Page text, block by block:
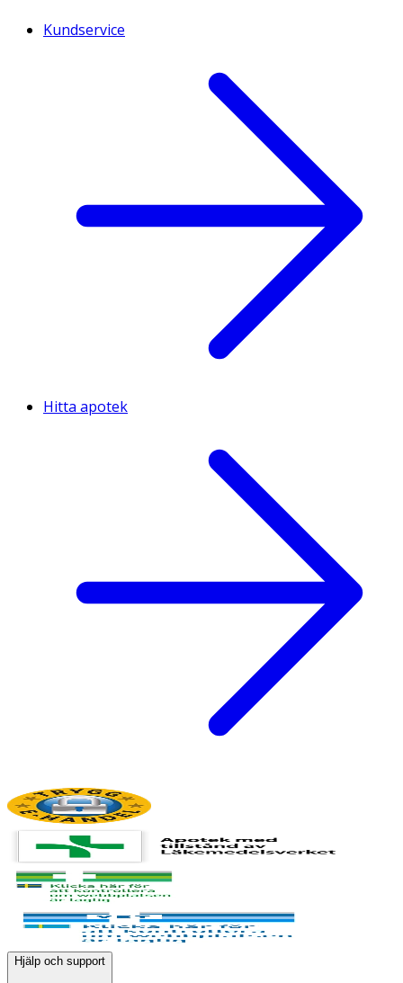
Kundservice
Hitta apotek
Hjälp och support